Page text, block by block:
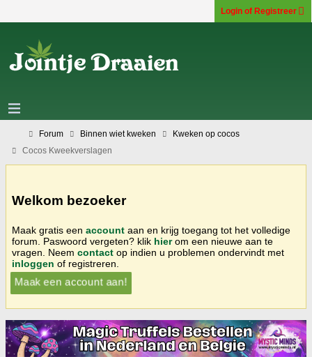
Login of Registreer
Forum Binnen wiet kweken
Kweken op cocos
Cocos Kweekverslagen
Welkom bezoeker
Maak gratis een account aan en krijg toegang tot het volledige
forum. Paswoord vergeten? klik hierom een nieuwe aan te
vragen. Neem contact op indien u problemen ondervindt met
inloggen of registreren.
Maak een account aan!